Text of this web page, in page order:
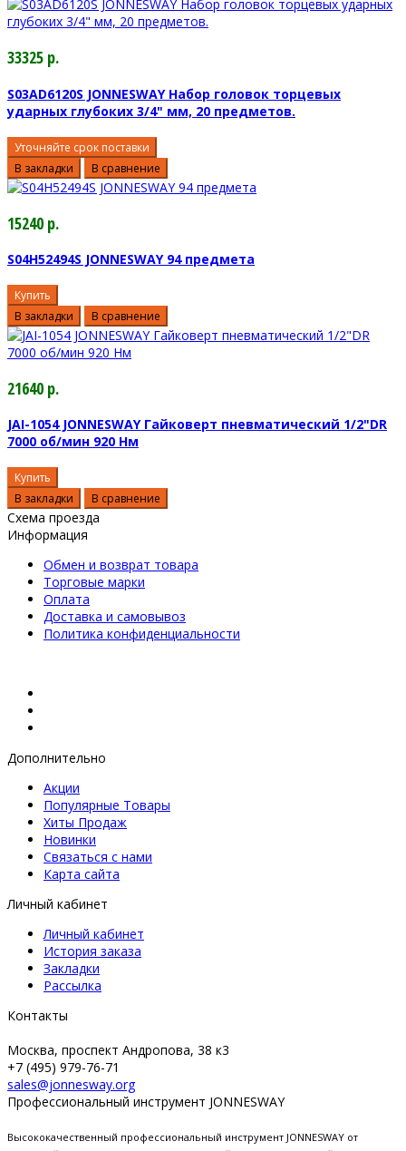
33325 р.
S03AD6120S JONNESWAY Набор головок торцевых
ударных глубоких 3/4" мм, 20 предметов.
Уточняйте срок поставки
В закладки
В сравнение
15240 р.
S04H52494S JONNESWAY 94 предмета
Купить
В закладки
В сравнение
21640 р.
JAI-1054 JONNESWAY Гайковерт пневматический 1/2"DR
7000 об/мин 920 Нм
Купить
В закладки
В сравнение
Схема проезда
Информация
Обмен и возврат товара
Торговые марки
Оплата
Доставка и самовывоз
Политика конфиденциальности
Дополнительно
Акции
Популярные Товары
Хиты Продаж
Новинки
Связаться с нами
Карта сайта
Личный кабинет
Личный кабинет
История заказа
Закладки
Рассылка
Контакты
Москва, проспект Андропова, 38 к3
+7 (495) 979-76-71
sales@jonnesway.org
Профессиональный инструмент JONNESWAY
Высококачественный профессиональный инструмент JONNESWAY от